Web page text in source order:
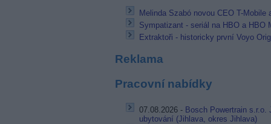
Melinda Szabó novou CEO T-Mobile
Sympatizant - seriál na HBO a HBO
Extraktoři - historicky první Voyo
Reklama
Pracovní nabídky
07.08.2026 - Bosch Powertrain s.r.o.
ubytování (Jihlava, okres Jihlava)